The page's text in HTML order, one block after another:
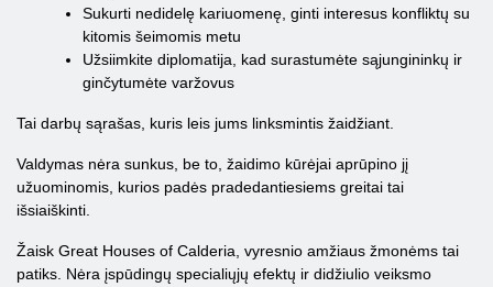
Sukurti nedidelę kariuomenę, ginti interesus konfliktų su
kitomis šeimomis metu
Užsiimkite diplomatija, kad surastumėte sąjungininkų ir
ginčytumėte varžovus
Tai darbų sąrašas, kuris leis jums linksmintis žaidžiant.
Valdymas nėra sunkus, be to, žaidimo kūrėjai aprūpino jį
užuominomis, kurios padės pradedantiesiems greitai tai
išsiaiškinti.
Žaisk Great Houses of Calderia, vyresnio amžiaus žmonėms tai
patiks. Nėra įspūdingų specialiųjų efektų ir didžiulio veiksmo